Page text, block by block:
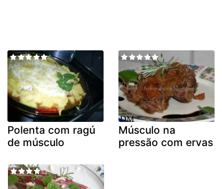
Polenta com ragú
de músculo
Músculo na
pressão com ervas